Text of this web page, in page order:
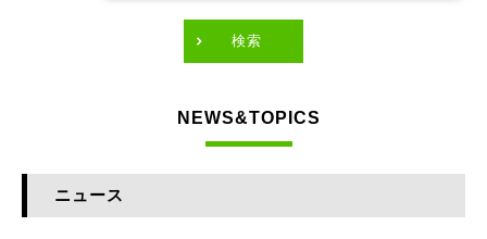
JR総武本線
検索
NEWS&TOPICS
ニュース